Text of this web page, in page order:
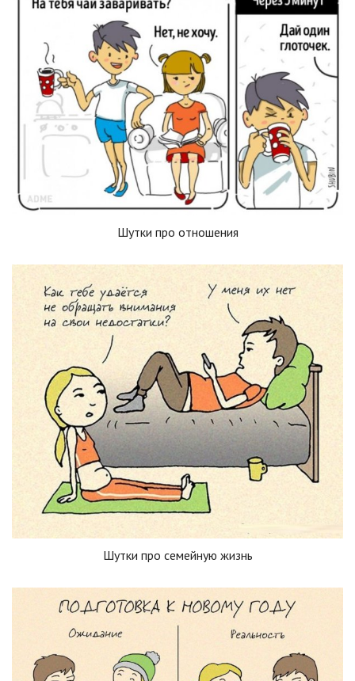
Шутки про отношения
Шутки про семейную жизнь